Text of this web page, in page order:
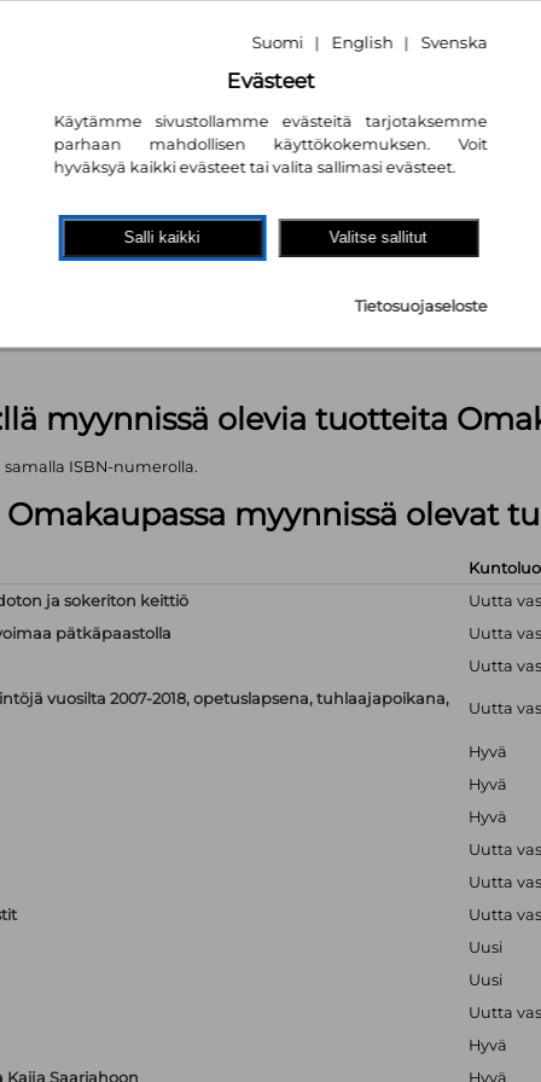
myynnissä olevia tuotteita
ISBN-numerolla.
myynnissä olevat
ja sokeriton keittiö
Uutta
pätkäpaastolla
Uutta
Uutta
vuosilta 2007-2018, opetuslapsena, tuhlaajapoikana,
Uutta
Hyvä
Hyvä
Hyvä
Uutta
Uutta
Uutta
Uusi
Uusi
Uutta
Hyvä
Kaija Saariahoon
Hyvä
Suomi | English | Svenska
Evästeet
Käytämme sivustollamme evästeitä tarjotaksemme
parhaan mahdollisen käyttökokemuksen. Voit
hyväksyä kaikki evästeet tai valita sallimasi evästeet.
Salli kaikki Valitse sallitut
Tietosuojaseloste